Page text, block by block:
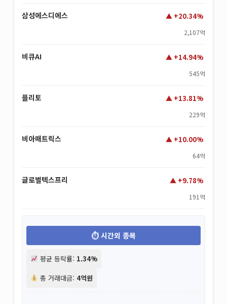
삼성에스디에스 +20.34%
2,107억
비큐AI +14.94%
545억
플리토 +13.81%
229억
비아매트릭스 +10.00%
64억
글로벌텍스프리 +9.78%
191억
시간외 종목
평균 등락률: 1.34%
총 거래대금: 4억원